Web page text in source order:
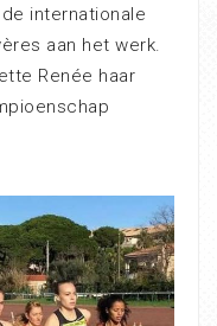
internationale
aan het werk.
Renée haar